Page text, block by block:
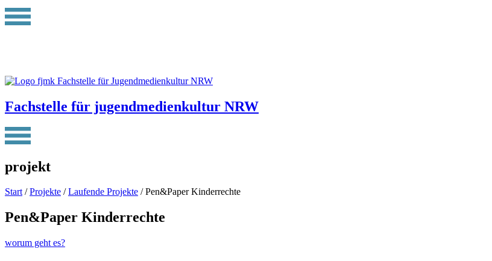
Fachstelle für jugendmedienkultur NRW
projekt
Start/Projekte /Laufende Projekte / Pen&Paper Kinderrechte
Pen&Paper Kinderrechte
worum geht es?